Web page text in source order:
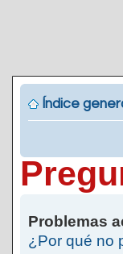
Índice
Problemas
¿Por qué no